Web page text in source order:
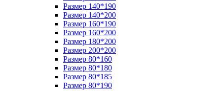
Размер 140*190
Размер 140*200
Размер 160*190
Размер 160*200
Размер 180*200
Размер 200*200
Размер 80*160
Размер 80*180
Размер 80*185
Размер 80*190